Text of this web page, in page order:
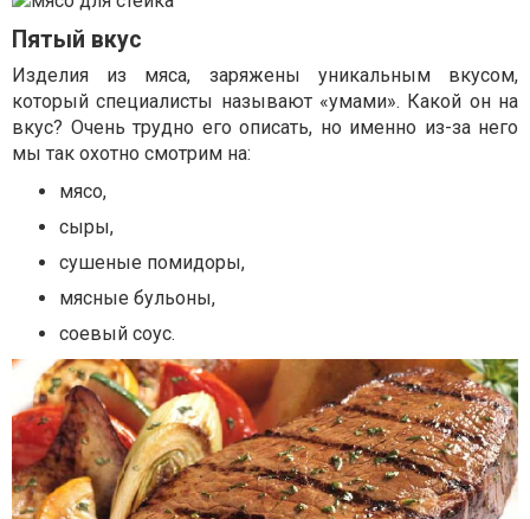
Пятый вкус
Изделия из мяса, заряжены уникальным вкусом,
который специалисты называют «умами». Какой он на
вкус? Очень трудно его описать, но именно из-за него
мы так охотно смотрим на:
мясо,
сыры,
сушеные помидоры,
мясные бульоны,
соевый соус.